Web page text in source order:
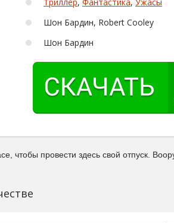
Шон Бардин, Robert Cooley
Шон Бардин
чтобы провести здесь свой отпуск.